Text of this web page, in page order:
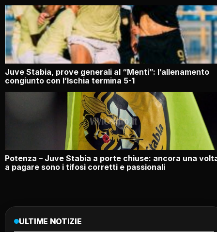
Juve Stabia, prove generali al “Menti”: l’allenamento
congiunto con l’Ischia termina 5-1
Potenza – Juve Stabia a porte chiuse: ancora una
a pagare sono i tifosi corretti e passionali
ULTIME NOTIZIE